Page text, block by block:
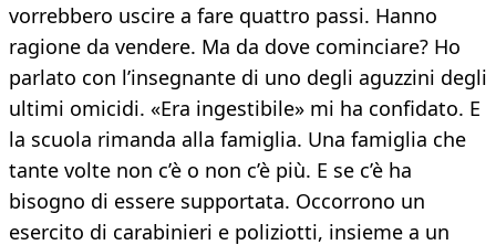
vorrebbero uscire a fare quattro passi. Hanno
ragione da vendere. Ma da dove cominciare? Ho
parlato con l’insegnante di uno degli aguzzini degli
ultimi omicidi. «Era ingestibile» mi ha confidato. E
la scuola rimanda alla famiglia. Una famiglia che
tante volte non c’è o non c’è più. E se c’è ha
bisogno di essere supportata. Occorrono un
esercito di carabinieri e poliziotti, insieme a un